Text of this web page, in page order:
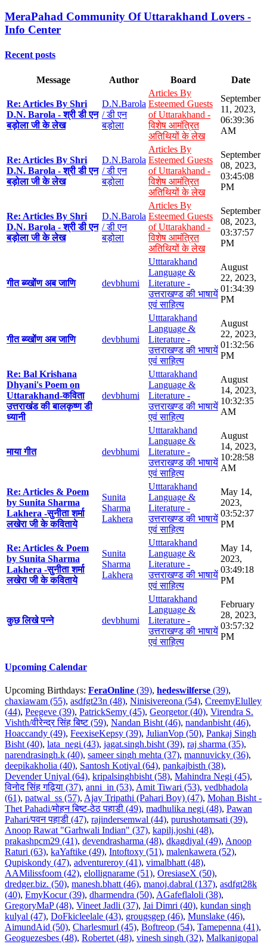
MeraPahad Community Of Uttarakhand Lovers -
Info Center
Recent posts
Message Author Board Date
Re: Articles By Shri
D.N. Barola - श्री डी एन
बड़ोला जी के लेख
D.N.Barola
/ डी एन
बड़ोला
Articles By
Esteemed Guests
of Uttarakhand -
विशेष आमंत्रित
अतिथियों के लेख
September
11, 2023,
06:39:36
AM
Re: Articles By Shri
D.N. Barola - श्री डी एन
बड़ोला जी के लेख
D.N.Barola
/ डी एन
बड़ोला
Articles By
Esteemed Guests
of Uttarakhand -
विशेष आमंत्रित
अतिथियों के लेख
September
08, 2023,
03:45:08
PM
Re: Articles By Shri
D.N. Barola - श्री डी एन
बड़ोला जी के लेख
D.N.Barola
/ डी एन
बड़ोला
Articles By
Esteemed Guests
of Uttarakhand -
विशेष आमंत्रित
अतिथियों के लेख
September
08, 2023,
03:37:57
PM
गीत ब्य्खोंण अब जाणि devbhumi
Utttarakhand
Language &
Literature -
उत्तराखण्ड की भाषायें
एवं साहित्य
August
22, 2023,
01:34:39
PM
गीत ब्य्खोंण अब जाणि devbhumi
Utttarakhand
Language &
Literature -
उत्तराखण्ड की भाषायें
एवं साहित्य
August
22, 2023,
01:32:56
PM
Re: Bal Krishana
Dhyani's Poem on
Uttarakhand-कविता
उत्तराखंड की बालकृष्ण डी
ध्यानी
devbhumi
Utttarakhand
Language &
Literature -
उत्तराखण्ड की भाषायें
एवं साहित्य
August
14, 2023,
10:32:35
AM
माया गीत devbhumi
Utttarakhand
Language &
Literature -
उत्तराखण्ड की भाषायें
एवं साहित्य
August
14, 2023,
10:28:58
AM
Re: Articles & Poem
by Sunita Sharma
Lakhera -सुनीता शर्मा
लखेरा जी के कविताये
Sunita
Sharma
Lakhera
Utttarakhand
Language &
Literature -
उत्तराखण्ड की भाषायें
एवं साहित्य
May 14,
2023,
03:52:37
PM
Re: Articles & Poem
by Sunita Sharma
Lakhera -सुनीता शर्मा
लखेरा जी के कविताये
Sunita
Sharma
Lakhera
Utttarakhand
Language &
Literature -
उत्तराखण्ड की भाषायें
एवं साहित्य
May 14,
2023,
03:49:18
PM
कुछ लिखे पन्ने devbhumi
Utttarakhand
Language &
Literature -
उत्तराखण्ड की भाषायें
एवं साहित्य
February
28, 2023,
03:57:32
PM
Upcoming Calendar
Upcoming Birthdays: FeraOnline (39), hedeswilferse (39),
chaxiawam (55), asdfgt23n (48), Ninisivereona (54), CreemyElulley
(44), Peegeve (39), PatrickSemy (45), Georgetor (40), Virendra S.
Vishth/वीरेन्द्र सिंह बिष्ट (59), Nandan Bisht (46), nandanbisht (46),
Hoaccandy (49), FeexiseKepsy (39), JulianVop (50), Pankaj Singh
Bisht (40), lata_negi (43), jagat.singh.bisht (39), raj sharma (35),
narendrasingh.k (40), sameer singh mehta (37), mannuvicky (36),
deepikakholia (40), Santosh Kotiyal (64), pankajbisth (38),
Devender Uniyal (64), kripalsinghbisht (58), Mahindra Negi (45),
विनोद सिंह गढ़िया (37), anni_in (53), Amit Tiwari (53), vedbhadola
(61), patwal_ss (57), Ajay Tripathi (Pahari Boy) (47), Mohan Bisht -
Thet Pahadi/मोहन बिष्ट-ठेठ पहाडी (49), madhulika negi (48), Pawan
Pahari/पवन पहाडी (47), rajindersemwal (44), purushotamsati (39),
Anoop Rawat "Garhwali Indian" (37), kapilj.joshi (48),
prakashpcm29 (41), devendrasharma (48), dkagdiyal (49), Anoop
Raturi (63), kaYaftike (49), Intoftoxy (51), malenkawera (52),
Qupiskondy (47), adventureroy (41), vimalbhatt (48),
AAMilissfoom (42), elollignarame (51), OresiaseX (50),
dredger.biz. (50), manesh.bhatt (46), manoj.dabral (137), asdfgt28k
(40), EmyKocur (39), dharmendra (50), AGafeflaloli (38),
GregoryMaP (48), Vineet Jadli (37), Jai Dimri (40), kundan singh
kulyal (47), DoFkicleelale (43), grougsgep (46), Munslake (46),
AimundAid (50), Charlesmurl (45), Boftreop (54), Tamepenna (41),
Geoguezesbes (48), Robertet (48), vinesh singh (32), Malkanigopal